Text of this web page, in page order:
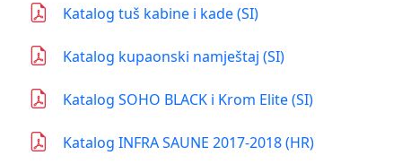
Katalog tuš kabine i kade (SI)
Katalog kupaonski namještaj (SI)
Katalog SOHO BLACK i Krom Elite (SI)
Katalog INFRA SAUNE 2017-2018 (HR)